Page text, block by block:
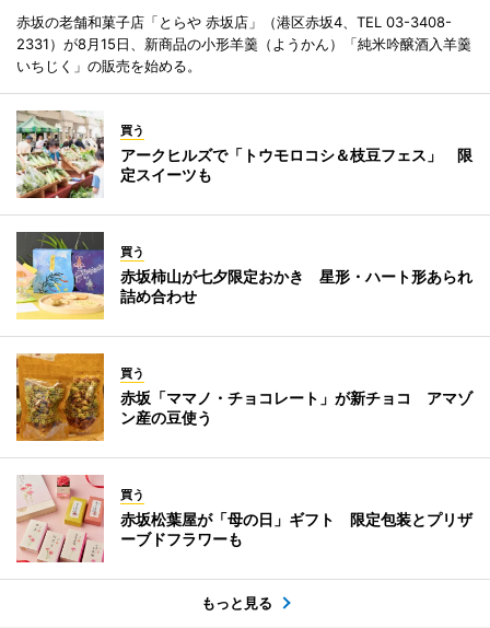
赤坂の老舗和菓子店「とらや 赤坂店」（港区赤坂4、TEL 03-3408-
2331）が8月15日、新商品の小形羊羹（ようかん）「純米吟醸酒入羊羹
いちじく」の販売を始める。
買う
アークヒルズで「トウモロコシ＆枝豆フェス」 限
定スイーツも
買う
赤坂柿山が七夕限定おかき 星形・ハート形あられ
詰め合わせ
買う
赤坂「ママノ・チョコレート」が新チョコ アマゾ
ン産の豆使う
買う
赤坂松葉屋が「母の日」ギフト 限定包装とプリザ
ーブドフラワーも
もっと見る